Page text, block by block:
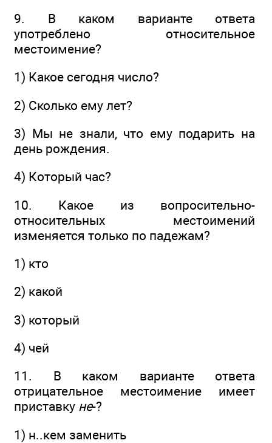
9. В каком варианте ответа
употреблено относительное
местоимение?
1) Какое сегодня число?
2) Сколько ему лет?
3) Мы не знали, что ему подарить на
день рождения.
4) Который час?
10. Какое из вопросительно-
относительных местоимений
изменяется только по падежам?
1) кто
2) какой
3) который
4) чей
11. В каком варианте ответа
отрицательное местоимение имеет
приставку не-?
1) н..кем заменить